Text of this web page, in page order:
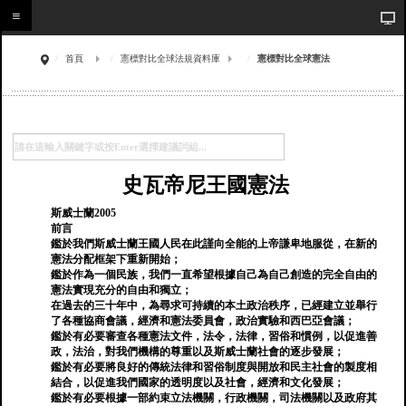
首頁 憲標對比全球法規資料庫 憲標對比全球憲法
史瓦帝尼王國憲法
斯威士蘭2005
前言
鑑於我們斯威士蘭王國人民在此謹向全能的上帝謙卑地服從，在新的
憲法分配框架下重新開始；
鑑於作為一個民族，我們一直希望根據自己為自己創造的完全自由的
憲法實現充分的自由和獨立；
在過去的三十年中，為尋求可持續的本土政治秩序，已經建立並舉行
了各種協商會議，經濟和憲法委員會，政治實驗和西巴亞會議；
鑑於有必要審查各種憲法文件，法令，法律，習俗和慣例，以促進善
政，法治，對我們機構的尊重以及斯威士蘭社會的逐步發展；
鑑於有必要將良好的傳統法律和習俗制度與開放和民主社會的製度相
結合，以促進我們國家的透明度以及社會，經濟和文化發展；
鑑於有必要根據一部約束立法機關，行政機關，司法機關以及政府其